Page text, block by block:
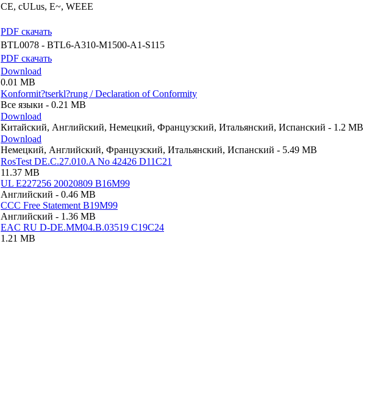
CE, cULus, E~, WEEE
PDF скачать
BTL0078 - BTL6-A310-M1500-A1-S115
PDF скачать
Download
0.01 MB
Konformit?tserkl?rung / Declaration of Conformity
Все языки - 0.21 MB
Download
Китайский, Английский, Немецкий, Французский, Итальянский, Испанский - 1.2 MB
Download
Немецкий, Английский, Французский, Итальянский, Испанский - 5.49 MB
RosTest DE.C.27.010.A No 42426 D11C21
11.37 MB
UL E227256 20020809 B16M99
Английский - 0.46 MB
CCC Free Statement B19M99
Английский - 1.36 MB
EAC RU D-DE.MM04.B.03519 C19C24
1.21 MB